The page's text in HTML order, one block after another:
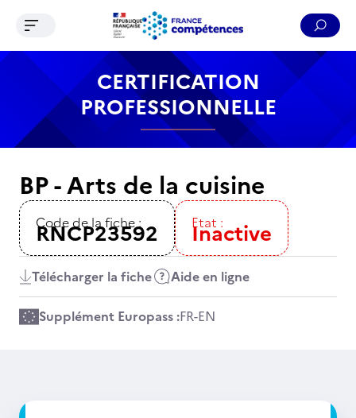
Contenu Recherche Menu Pied de page
Ouvrir le menu de navigation
CERTIFICATION
PROFESSIONNELLE
BP - Arts de la cuisine
Code de la fiche :
RNCP23592 Etat :
Inactive
Télécharger la fiche Aide en ligne
Supplément Europass :FR-EN